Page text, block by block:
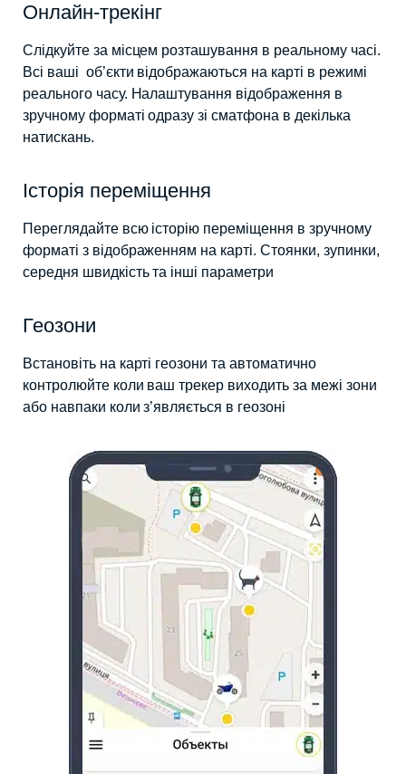
Онлайн-трекінг
Слідкуйте за місцем розташування в реальному часі.
Всі ваші об’єкти відображаються на карті в режимі
реального часу. Налаштування відображення в
зручному форматі одразу зі сматфона в декілька
натискань.
Історія переміщення
Переглядайте всю історію переміщення в зручному
форматі з відображенням на карті. Стоянки, зупинки,
середня швидкість та інші параметри
Геозони
Встановіть на карті геозони та автоматично
контролюйте коли ваш трекер виходить за межі зони
або навпаки коли з’являється в геозоні